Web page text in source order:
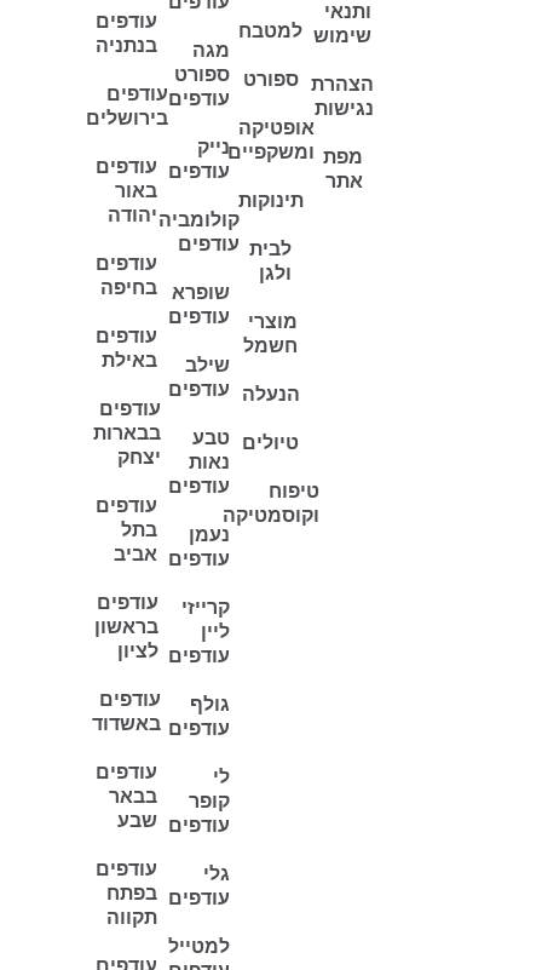
ותנאי
שימוש
הצהרת
נגישות
מפת
אתר
למטבח
ספורט
אופטיקה
ומשקפיים
תינוקות
לבית
ולגן
מוצרי
חשמל
הנעלה
טיולים
טיפוח
וקוסמטיקה
מגה
ספורט
עודפים
נייק
עודפים
קולומביה
עודפים
שופרא
עודפים
שילב
עודפים
טבע
נאות
עודפים
נעמן
עודפים
קרייזי
ליין
עודפים
גולף
עודפים
לי
קופר
עודפים
גלי
עודפים
למטייל
עודפים
בנתניה
עודפים
בירושלים
עודפים
באור
יהודה
עודפים
בחיפה
עודפים
באילת
עודפים
בבארות
יצחק
עודפים
בתל
אביב
עודפים
בראשון
לציון
עודפים
באשדוד
עודפים
בבאר
שבע
עודפים
בפתח
תקווה